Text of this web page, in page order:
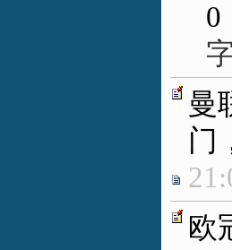
0
曼
门
欧